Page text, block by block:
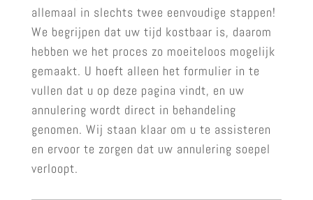
allemaal in slechts twee eenvoudige stappen!
We begrijpen dat uw tijd kostbaar is, daarom
hebben we het proces zo moeiteloos mogelijk
gemaakt. U hoeft alleen het formulier in te
vullen dat u op deze pagina vindt, en uw
annulering wordt direct in behandeling
genomen. Wij staan klaar om u te assisteren
en ervoor te zorgen dat uw annulering soepel
verloopt.